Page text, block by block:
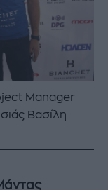
Manager
Βασίλη